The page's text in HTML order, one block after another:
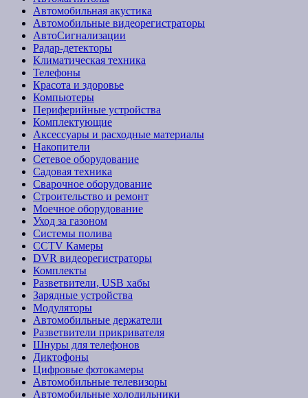
Автомобильная акустика
Автомобильные видеорегистраторы
АвтоСигнализации
Радар-детекторы
Климатическая техника
Телефоны
Красота и здоровье
Компьютеры
Периферийные устройства
Комплектующие
Аксессуары и расходные материалы
Накопители
Сетевое оборудование
Садовая техника
Сварочное оборудование
Строительство и ремонт
Моечное оборудование
Уход за газоном
Системы полива
CCTV Камеры
DVR видеорегистраторы
Комплекты
Разветвители, USB хабы
Зарядные устройства
Модуляторы
Автомобильные держатели
Разветвители прикривателя
Шнуры для телефонов
Диктофоны
Цифровые фотокамеры
Автомобильные телевизоры
Автомобильные холодильники